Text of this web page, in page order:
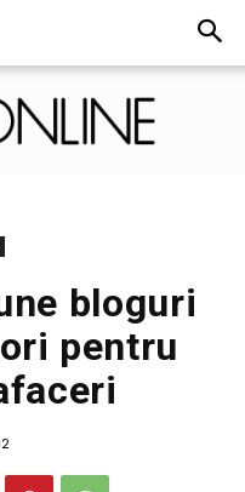
bloguri
pentru